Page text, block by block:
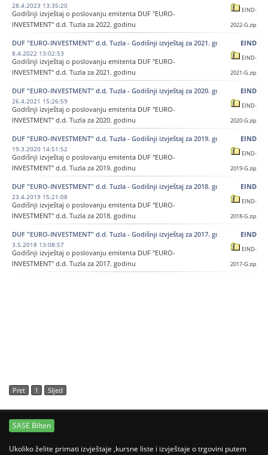
28.4.2023 13:35:20
Godišnji izvještaj o poslovanju emitenta DUF "EURO-
INVESTMENT" d.d. Tuzla za 2022. godinu
EIND-
2022-G.zip
DUF "EURO-INVESTMENT" d.d. Tuzla - Godišnji izvještaj za 2021. godinu
8.4.2022 13:02:53
Godišnji izvještaj o poslovanju emitenta DUF "EURO-
INVESTMENT" d.d. Tuzla za 2021. godinu
EIND
EIND-
2021-G.zip
DUF "EURO-INVESTMENT" d.d. Tuzla - Godišnji izvještaj za 2020. godinu
26.4.2021 15:26:59
Godišnji izvještaj o poslovanju emitenta DUF "EURO-
INVESTMENT" d.d. Tuzla za 2020. godinu
EIND
EIND-
2020-G.zip
DUF "EURO-INVESTMENT" d.d. Tuzla - Godišnji izvještaj za 2019. godinu
19.3.2020 14:51:52
Godišnji izvještaj o poslovanju emitenta DUF "EURO-
INVESTMENT" d.d. Tuzla za 2019. godinu
EIND
EIND-
2019-G.zip
DUF "EURO-INVESTMENT" d.d. Tuzla - Godišnji izvještaj za 2018. godinu
23.4.2019 15:21:08
Godišnji izvještaj o poslovanju emitenta DUF "EURO-
INVESTMENT" d.d. Tuzla za 2018. godinu
EIND
EIND-
2018-G.zip
DUF "EURO-INVESTMENT" d.d. Tuzla - Godišnji izvještaj za 2017. godinu
3.5.2018 13:08:57
Godišnji izvještaj o poslovanju emitenta DUF "EURO-
INVESTMENT" d.d. Tuzla za 2017. godinu
EIND
EIND-
2017-G.zip
Pret 1 Sljed
SASE Bilten
Ukoliko želite primati izvještaje ,kursne liste i izvještaje o trgovini putem